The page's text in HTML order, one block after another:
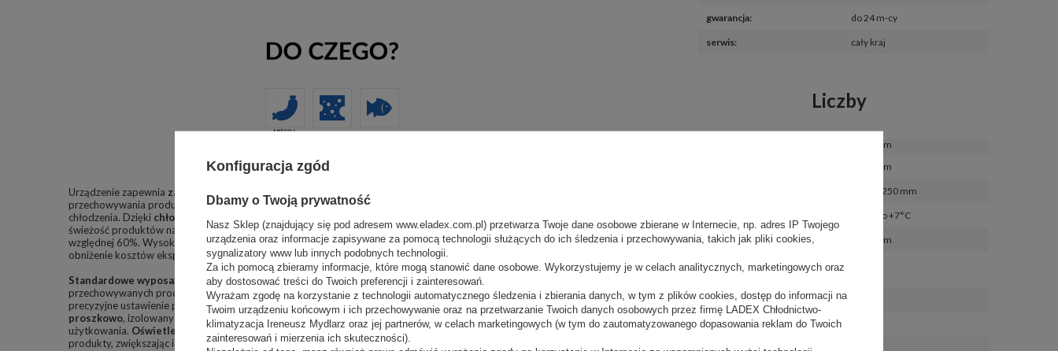
Urządzenie zapewnia zakres temperatur od +1°C do +7°C
, co czyni je idealnym rozwiązaniem do
przechowywania produktów spożywczych, takich jak wędliny, nabiał, ciasta czy inne produkty wymagające
chłodzenia. Dzięki chłodzeniu grawitacyjnemu
świeżość produktów nawet w wymagających warunkach – przy temperaturze otoczenia do 25°C i wilgotności
względnej 60%. Wysoka efektywność chłodzenia idzie w parze zenergooszczędnością, co przekłada się na
obniżenie kosztów eksploatacji.
Standardowe wyposażenie
WCh-7 Nz OFELIA obejmujeuchylną szybę frontową, która ułatwia dostęp do
przechowywanych produktów i ich obsługę, oraz termostat z cyfrowym wyświetlaczem, który pozwala na
precyzyjne ustawienie parametrów chłodzenia. Urządzenie posiadafront wykonany z blachy malowanej
proszkowo, izolowany ekologicznie pianką poliuretanową, co zapewnia trwałość i estetykę przez długie lata
użytkowania. Oświetlenie ekspozycyjnew postaci białej świetlówki doskonale podkreśla prezentowane
produkty, zwiększając ich atrakcyjność wizualną. Wewnętrznyagregat chłodniczy
gwarancja: do 24 m-cy
serwis: cały kraj
Liczby
1335 mm
1335 mm
1230-1250 mm
od +1 do +7°C
szerokość ekspozycji : 1100 mm
pojemność użytkowa
komory
:
powierzchnia ekspozycyjna:
długość kabla:
Konfiguracja zgód
Dbamy o Twoją prywatność
Nasz Sklep (znajdujący się pod adresem www.eladex.com.pl) przetwarza Twoje dane osobowe zbierane w Internecie, np. adres IP Twojego
urządzenia oraz informacje zapisywane za pomocą technologii służących do ich śledzenia i przechowywania, takich jak pliki cookies,
sygnalizatory www lub innych podobnych technologii.
Za ich pomocą zbieramy informacje, które mogą stanowić dane osobowe. Wykorzystujemy je w celach analitycznych, marketingowych oraz
aby dostosować treści do Twoich preferencji i zainteresowań.
Wyrażam zgodę na korzystanie z technologii automatycznego śledzenia i zbierania danych, w tym z plików cookies, dostęp do informacji na
Twoim urządzeniu końcowym i ich przechowywanie oraz na przetwarzanie Twoich danych osobowych przez firmę LADEX Chłodnictwo-
klimatyzacja Ireneusz Mydlarz oraz jej partnerów, w celach marketingowych (w tym do zautomatyzowanego dopasowania reklam do Twoich
zainteresowań i mierzenia ich skuteczności).